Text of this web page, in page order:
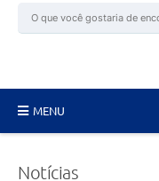
MENU
Notícias